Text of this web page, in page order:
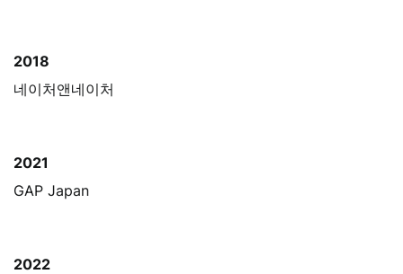
2018
네이처앤네이처
2021
GAP Japan
2022